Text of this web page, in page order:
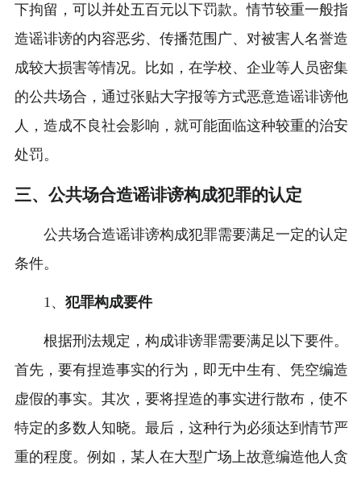
下拘留，可以并处五百元以下罚款。情节较重一般指
造谣诽谤的内容恶劣、传播范围广、对被害人名誉造
成较大损害等情况。比如，在学校、企业等人员密集
的公共场合，通过张贴大字报等方式恶意造谣诽谤他
人，造成不良社会影响，就可能面临这种较重的治安
处罚。
三、公共场合造谣诽谤构成犯罪的认定
公共场合造谣诽谤构成犯罪需要满足一定的认定
条件。
1、 犯罪构成要件
根据刑法规定，构成诽谤罪需要满足以下要件。
首先，要有捏造事实的行为，即无中生有、凭空编造
虚假的事实。其次，要将捏造的事实进行散布，使不
特定的多数人知晓。最后，这种行为必须达到情节严
重的程度。例如，某人在大型广场上故意编造他人贪